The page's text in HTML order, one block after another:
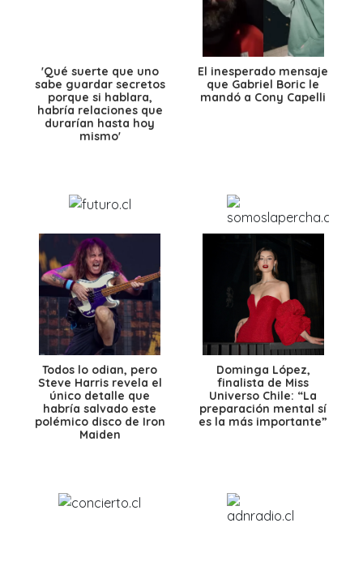
'Qué suerte que uno
sabe guardar secretos
porque si hablara,
habría relaciones que
durarían hasta hoy
mismo'
El inesperado mensaje
que Gabriel Boric le
mandó a Cony Capelli
Todos lo odian, pero
Steve Harris revela el
único detalle que
habría salvado este
polémico disco de Iron
Maiden
Dominga López,
finalista de Miss
Universo Chile: “La
preparación mental sí
es la más importante”